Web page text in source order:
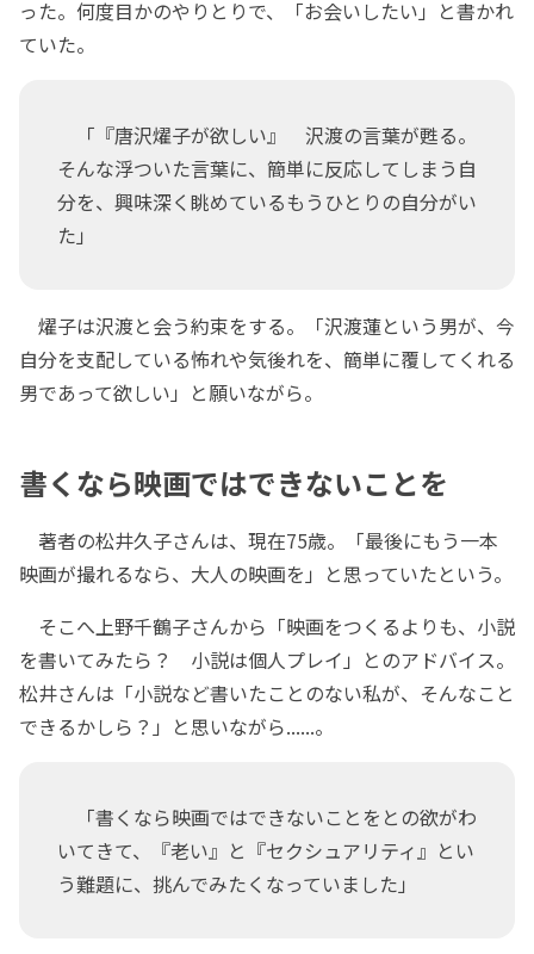
った。何度目かのやりとりで、「お会いしたい」と書かれ
ていた。
「『唐沢燿子が欲しい』 沢渡の言葉が甦る。
そんな浮ついた言葉に、簡単に反応してしまう自
分を、興味深く眺めているもうひとりの自分がい
た」
燿子は沢渡と会う約束をする。「沢渡蓮という男が、今
自分を支配している怖れや気後れを、簡単に覆してくれる
男であって欲しい」と願いながら。
書くなら映画ではできないことを
著者の松井久子さんは、現在75歳。「最後にもう一本
映画が撮れるなら、大人の映画を」と思っていたという。
そこへ上野千鶴子さんから「映画をつくるよりも、小説
を書いてみたら？ 小説は個人プレイ」とのアドバイス。
松井さんは「小説など書いたことのない私が、そんなこと
できるかしら？」と思いながら......。
「書くなら映画ではできないことをとの欲がわ
いてきて、『老い』と『セクシュアリティ』とい
う難題に、挑んでみたくなっていました」